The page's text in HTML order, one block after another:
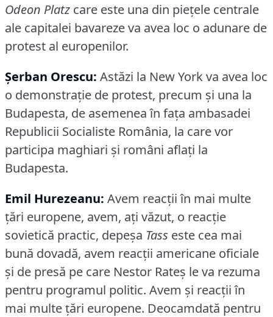
Odeon Platz care este una din pieţele centrale
ale capitalei bavareze va avea loc o adunare de
protest al europenilor.
Şerban Orescu: Astăzi la New York va avea loc
o demonstraţie de protest, precum şi una la
Budapesta, de asemenea în faţa ambasadei
Republicii Socialiste România, la care vor
participa maghiari şi români aflaţi la
Budapesta.
Emil Hurezeanu: Avem reacţii în mai multe
ţări europene, avem, aţi văzut, o reacţie
sovietică practic, depeşa Tass este cea mai
bună dovadă, avem reacţii americane oficiale
şi de presă pe care Nestor Rateş le va rezuma
pentru programul politic. Avem şi reacţii în
mai multe ţări europene. Deocamdată pentru